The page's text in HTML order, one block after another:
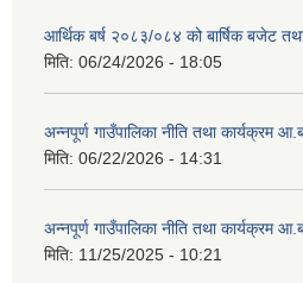
आर्थिक बर्ष २०८३/०८४ को बार्षिक बजेट
मिति: 06/24/2026 - 18:05
अन्नपूर्ण गाउँपालिका नीति तथा कार्यक्रम
मिति: 06/22/2026 - 14:31
अन्नपूर्ण गाउँपालिका नीति तथा कार्यक्रम
मिति: 11/25/2025 - 10:21